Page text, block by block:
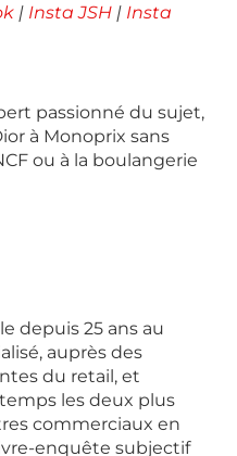
| Insta JSH | Insta
passionné du sujet,
à Monoprix sans
ou à la boulangerie
depuis 25 ans au
auprès des
du retail, et
les deux plus
commerciaux en
enquête subjectif